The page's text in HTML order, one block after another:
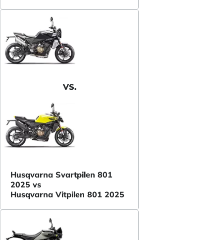
VS.
Husqvarna Svartpilen 801
2025 vs
Husqvarna Vitpilen 801 2025